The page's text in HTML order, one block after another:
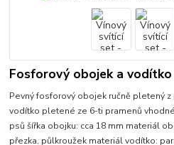
Fosforový obojek a
Pevný fosforový obojek ručně pletený
vodítko pletené ze 6-ti pramenů
psů šířka obojku: cca 18 mm materiál
přezka, půlkroužek materiál vodítko: